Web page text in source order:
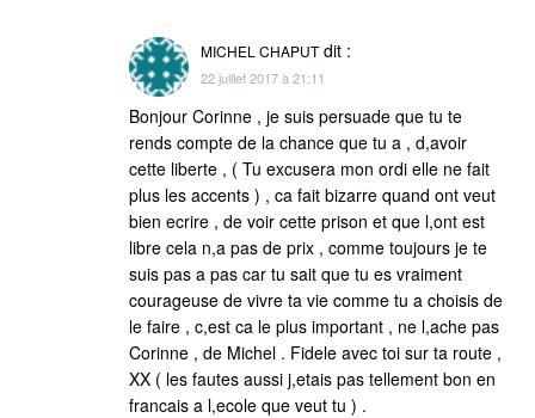
MICHEL CHAPUT dit :
22 juillet 2017 à 21:11
Bonjour Corinne , je suis persuade que tu te
rends compte de la chance que tu a , d,avoir
cette liberte , ( Tu excusera mon ordi elle ne fait
plus les accents ) , ca fait bizarre quand ont veut
bien ecrire , de voir cette prison et que l,ont est
libre cela n,a pas de prix , comme toujours je te
suis pas a pas car tu sait que tu es vraiment
courageuse de vivre ta vie comme tu a choisis de
le faire , c,est ca le plus important , ne l,ache pas
Corinne , de Michel . Fidele avec toi sur ta route ,
XX ( les fautes aussi j,etais pas tellement bon en
francais a l,ecole que veut tu ) .